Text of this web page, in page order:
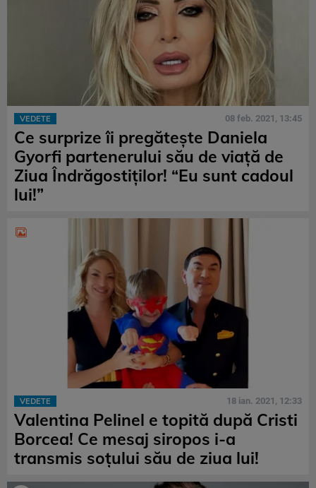
VEDETE 08 feb. 2021, 13:45
Ce surprize îi pregătește Daniela
Gyorfi partenerului său de viață de
Ziua Îndrăgostiților! “Eu sunt cadoul
lui!”
VEDETE 18 ian. 2021, 12:33
Valentina Pelinel e topită după Cristi
Borcea! Ce mesaj siropos i-a
transmis soțului său de ziua lui!